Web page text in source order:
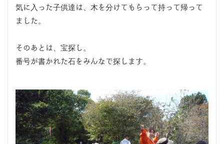
気に入った子供達は、木を分けてもらって持って帰って
ました。
そのあとは、宝探し。
番号が書かれた石をみんなで探します。